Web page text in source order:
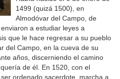
1499 (quizá 1500), en
Almodóvar del Campo, de
a estudiar leyes a
que le hace regresar a su pueblo
del Campo, en la cueva de su
años, discerniendo el camino
de él. En 1520, con el
ordenado sacerdote, marcha a